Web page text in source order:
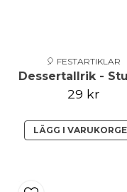
🎈 FESTARTIKLAR
29 kr
LÄGG I